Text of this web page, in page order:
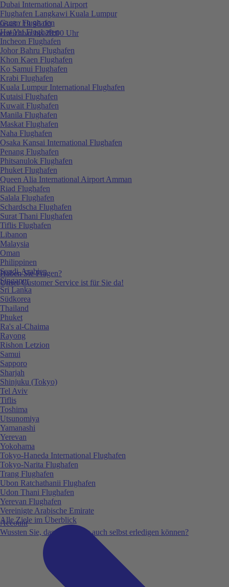
0848 / 19 96 00
erreichbar bis 20:00 Uhr
Haben Sie Fragen?
Unser Customer Service ist für Sie da!
Account
Wussten Sie, dass Sie vieles auch selbst erledigen können?
Dubai International Airport
Flughafen Langkawi Kuala Lumpur
Guam Flughafen
Hat Yai Flughafen
Incheon Flughafen
Johor Bahru Flughafen
Khon Kaen Flughafen
Ko Samui Flughafen
Krabi Flughafen
Kuala Lumpur International Flughafen
Kutaisi Flughafen
Kuwait Flughafen
Manila Flughafen
Maskat Flughafen
Naha Flughafen
Osaka Kansai International Flughafen
Penang Flughafen
Phitsanulok Flughafen
Phuket Flughafen
Queen Alia International Airport Amman
Riad Flughafen
Salala Flughafen
Schardscha Flughafen
Surat Thani Flughafen
Tiflis Flughafen
Libanon
Malaysia
Oman
Philippinen
Saudi-Arabien
Singapur
Sri Lanka
Südkorea
Thailand
Phuket
Ra's al-Chaima
Rayong
Rishon Letzion
Samui
Sapporo
Sharjah
Shinjuku (Tokyo)
Tel Aviv
Tiflis
Toshima
Utsunomiya
Yamanashi
Yerevan
Yokohama
Tokyo-Haneda International Flughafen
Tokyo-Narita Flughafen
Trang Flughafen
Ubon Ratchathanii Flughafen
Udon Thani Flughafen
Yerevan Flughafen
Vereinigte Arabische Emirate
Alle Ziele im Überblick